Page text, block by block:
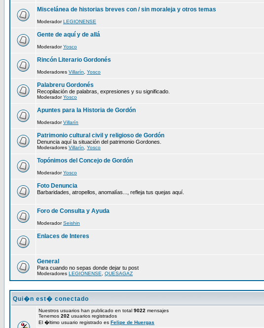
Miscelánea de historias breves con / sin moraleja y otros temas
ModeradorLEGIONENSE
Gente de aquí y de allá
ModeradorYosco
Rincón Literario Gordonés
Moderadores Villarín Yosco
Palabreru Gordonés
Recopilación de palabras, expresiones y su significado.
ModeradorYosco
Apuntes para la Historia de Gordón
ModeradorVillarín
Patrimonio cultural civil y religioso de Gordón
Denuncia aquí la situación del patrimonio Gordones.
Moderadores Villarín Yosco
Topónimos del Concejo de Gordón
ModeradorYosco
Foto Denuncia
Barbaridades, atropellos, anomalías..., refleja tus quejas aquí.
Foro de Consulta y Ayuda
ModeradorSeishin
Enlaces de Interes
General
Para cuando no sepas donde dejar tu post
Moderadores LEGIONENSE QUESAGAZ
Qui�n est� conectado
Nuestros usuarios han publicado en total 9022 mensajes
Tenemos 202 usuarios registrados
El �ltimo usuario registrado es Felipe de Huergas